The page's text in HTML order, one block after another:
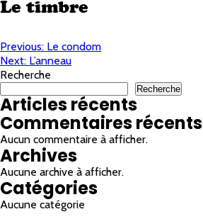
Le timbre
Navigation
de
l'article
Previous: Le condom
Next: L’anneau
Recherche
Recherche
Articles récents
Commentaires récents
Aucun commentaire à afficher.
Archives
Aucune archive à afficher.
Catégories
Aucune catégorie